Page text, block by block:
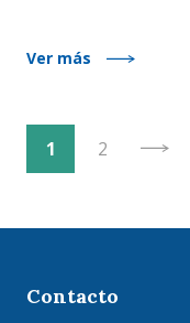
Ver más
1 2
Contacto